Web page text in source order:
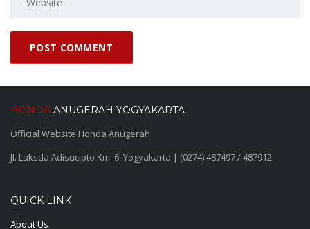
HONDA ANUGERAH YOGYAKARTA
Official Website Honda Anugerah
Jl. Laksda Adisucipto Km. 6, Yogyakarta | (0274) 487497 / 487912
QUICK LINK
About Us